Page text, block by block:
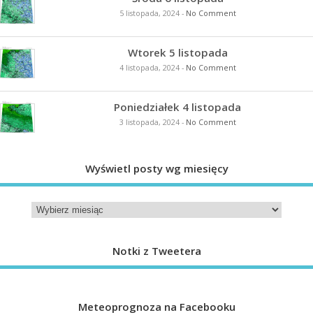
5 listopada, 2024- No Comment
Wtorek 5 listopada
4 listopada, 2024- No Comment
Poniedziałek 4 listopada
3 listopada, 2024- No Comment
Wyświetl posty wg miesięcy
Notki z Tweetera
Meteoprognoza na Facebooku